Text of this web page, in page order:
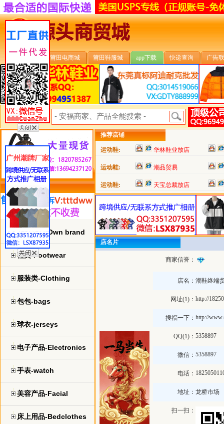
安福首页 莆田电商城 莆田鞋服城 app下载 快递查询 广告
安福搜索:
类目详细分类
自主品牌-Own brand
鞋类-Footwear
服装类-Clothing
包包-bags
球衣-jerseys
电子产品-Electronics
手表-watch
美容产品-Facial
床上用品-Bedclothes
推荐店铺
运动鞋: 华林鞋业放店
运动鞋: 潮品贸易
运动鞋: 天宝总裁放店
店名片
商家信誉：
店名： 潮鞋终端
网址(1)： http://
搜福一下： http://
QQ(1)： 5358897
微信： 5358897
电话：
地址： 龙桥市场
扫一扫：